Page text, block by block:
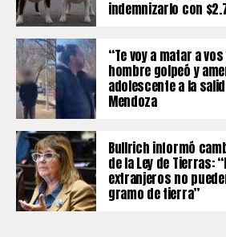
indemnizarlo con
“Te voy a matar a
hombre golpeó y
adolescente a la
Mendoza
Bullrich informó
de la Ley de Tierras:
extranjeros no
gramo de tierra”